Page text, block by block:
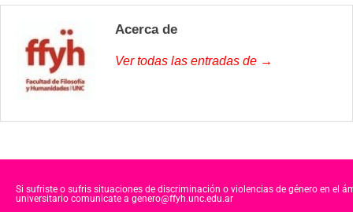
Acerca de
Ver todas las entradas de →
Si sufriste o sufris situaciones de discriminación o violencias de género en el
universitario comunicate a genero@ffyh.unc.edu.ar